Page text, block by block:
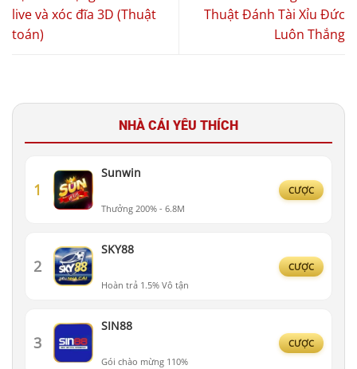
live và xóc đĩa 3D (Thuật
toán)
Thuật Đánh Tài Xỉu Đức
Luôn Thắng
NHÀ CÁI YÊU THÍCH
1
Sunwin
Thưởng 200% - 6.8M
CƯỢC
2
SKY88
Hoàn trả 1.5% Vô tận
CƯỢC
3
SIN88
Gói chào mừng 110%
CƯỢC